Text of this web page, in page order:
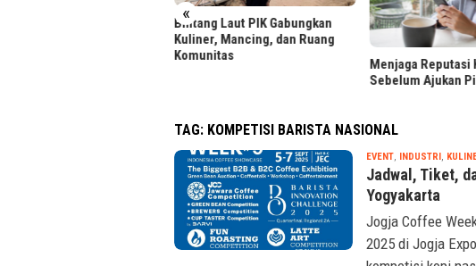
«
Bintang Laut PIK Gabungkan
Kuliner, Mancing, dan Ruang
Komunitas
Menjaga Reputasi
Sebelum Ajukan
TAG: KOMPETISI BARISTA NASIONAL
EVENT, INDUSTRI ,
Jadwal, Tiket,
Yogyakarta
Jogja Coffee
2025 di Jogja